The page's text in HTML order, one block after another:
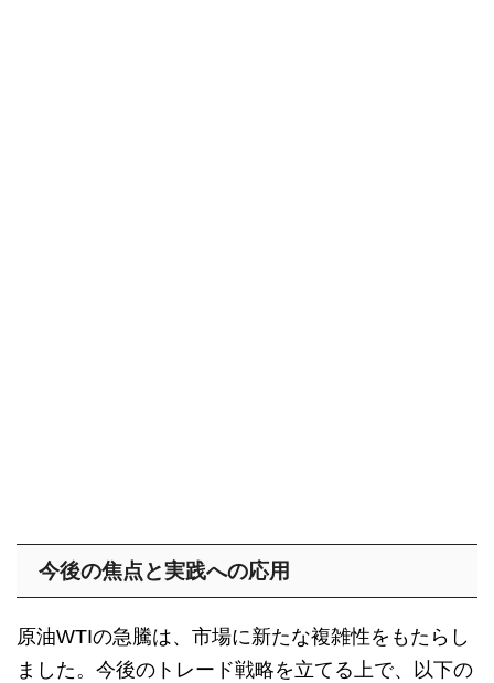
今後の焦点と実践への応用
原油WTIの急騰は、市場に新たな複雑性をもたらし
ました。今後のトレード戦略を立てる上で、以下の